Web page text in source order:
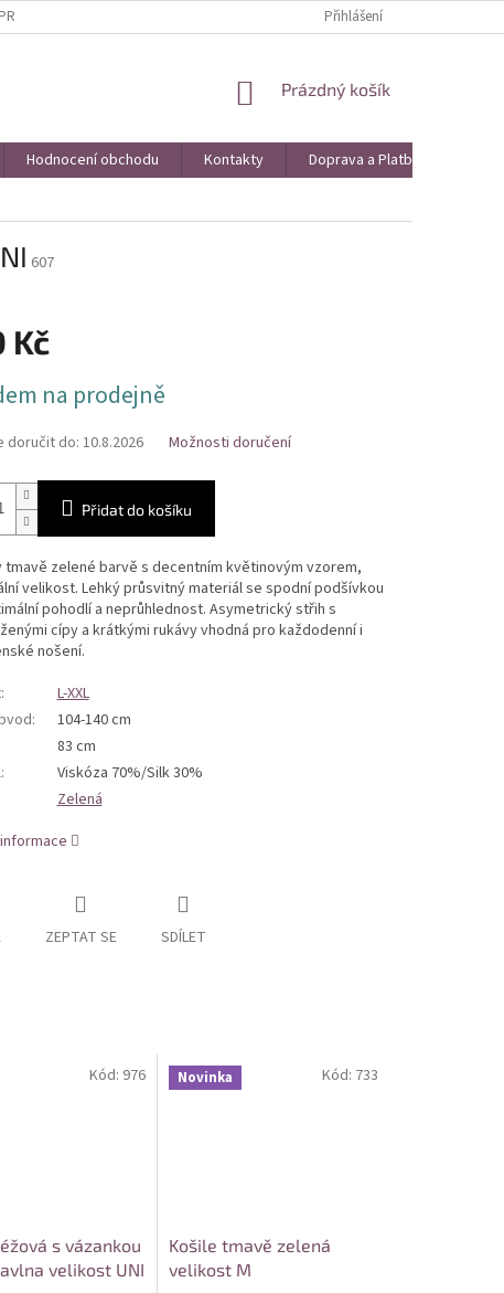
A PLATBA VRÁCENÍ ZBOŽÍ A REKLAMACE KONTAKTY
Přihlášení
NÁKUPNÍ
Prázdný košík
Hodnocení obchodu Kontakty Doprava a Platba
607
Kč
na prodejně
doručit do:10.8.2026 Možnosti doručení
Přidat do košíku
tmavě zelené barvě s decentním květinovým vzorem,
velikost. Lehký průsvitný materiál se spodní podšívkou
pohodlí a neprůhlednost. Asymetrický střih s
cípy a krátkými rukávy vhodná pro každodenní i
nošení.
:
L-XXL
:
104-140 cm
83 cm
:
Viskóza 70%/Silk 30%
Zelená
ZEPTAT SE SDÍLET
s vázankou
velikost UNI
Kód: 976 Novinka
Košile tmavě zelená
velikost M
Kód: 733